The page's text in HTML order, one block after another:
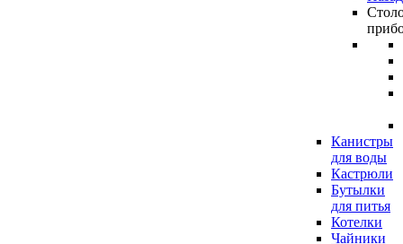
Канистры
для воды
Кастрюли
Бутылки
для питья
Котелки
Чайники